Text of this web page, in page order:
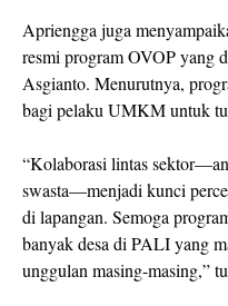
Apriengga juga
resmi program OVOP yang
Asgianto. Menurutnya,
bagi pelaku UMKM untuk
“Kolaborasi lintas
swasta—menjadi kunci
di lapangan. Semoga
banyak desa di PALI yang
unggulan masing-masing,”